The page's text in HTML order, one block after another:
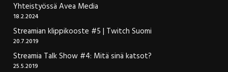
Yhteistyössä Avea Media
18.2.2024
Streamian klippikooste #5 | Twitch Suomi
20.7.2019
Streamia Talk Show #4: Mitä sinä katsot?
25.5.2019